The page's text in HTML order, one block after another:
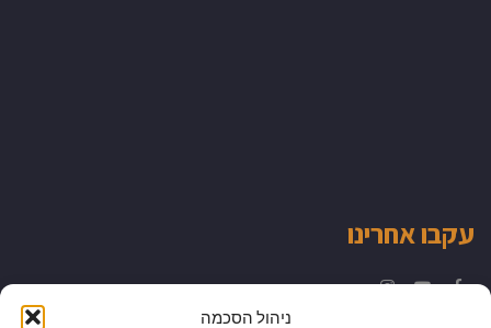
ניהול הסכמה
עקבו אחרינו